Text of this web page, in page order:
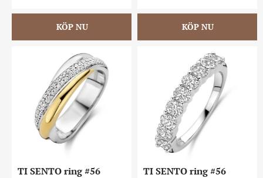
TI SENTO ring #56 TI SENTO ring #56